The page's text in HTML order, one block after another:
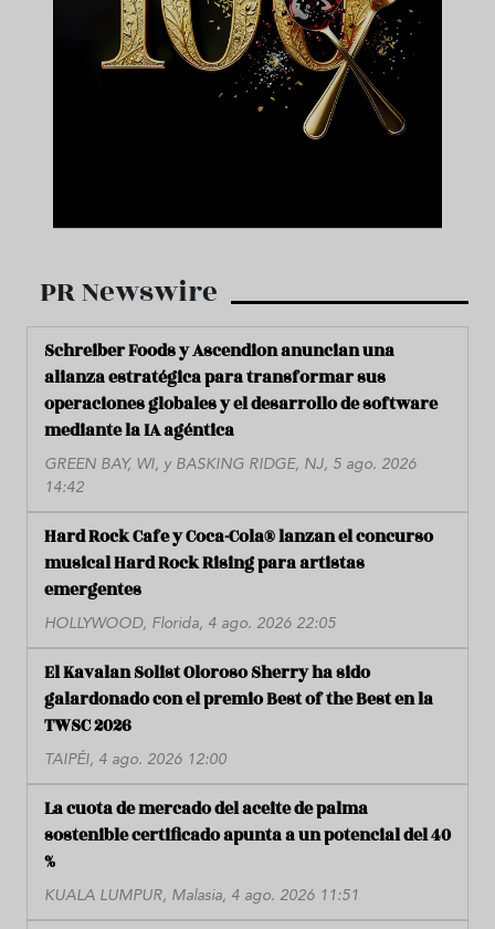
PR Newswire
Schreiber Foods y Ascendion anuncian una
alianza estratégica para transformar sus
operaciones globales y el desarrollo de software
mediante la IA agéntica
GREEN BAY, WI, y BASKING RIDGE, NJ, 5 ago. 2026
14:42
Hard Rock Cafe y Coca-Cola® lanzan el concurso
musical Hard Rock Rising para artistas
emergentes
HOLLYWOOD, Florida, 4 ago. 2026 22:05
El Kavalan Solist Oloroso Sherry ha sido
galardonado con el premio Best of the Best en la
TWSC 2026
TAIPÉI, 4 ago. 2026 12:00
La cuota de mercado del aceite de palma
sostenible certificado apunta a un potencial del 40
%
KUALA LUMPUR, Malasia, 4 ago. 2026 11:51